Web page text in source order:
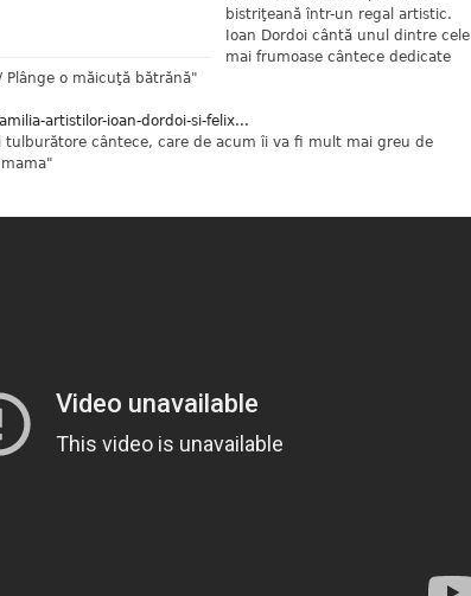
bistriţeană într-un regal artistic.
Ioan Dordoi cântă unul dintre cele
mai frumoase cântece dedicate
o măicuţă bătrănă"
artistilor-ioan-dordoi-si-felix...
tulburătore cântece, care de acum îi va fi mult mai greu de